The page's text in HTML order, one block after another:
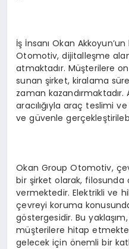
İş İnsanı Okan
Otomotiv, dijitalleşme
atmaktadır. Müşterilere
sunan şirket, kiralama
zaman
aracılığıyla araç teslimi
ve güvenle
Okan Group Otomotiv,
bir şirket olarak,
vermektedir. Elektrikli ve
çevreyi koruma
göstergesidir. Bu
müşterilere hitap
gelecek için önemli bir